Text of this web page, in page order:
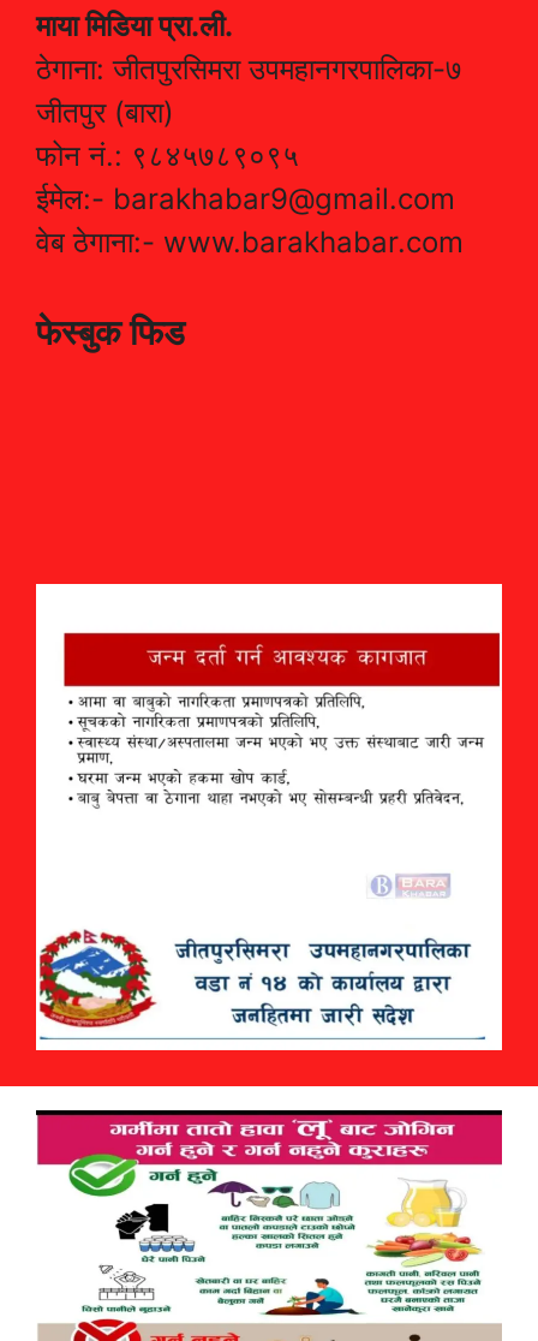
माया मिडिया प्रा.ली.
ठेगाना: जीतपुरसिमरा उपमहानगरपालिका-७
जीतपुर (बारा)
फोन नं.: ९८४५७८९०९५
ईमेल:- barakhabar9@gmail.com
वेब ठेगाना:- www.barakhabar.com
फेस्बुक फिड